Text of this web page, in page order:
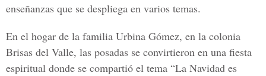
enseñanzas que se despliega en varios temas.
En el hogar de la familia Urbina Gómez, en la colonia
Brisas del Valle, las posadas se convirtieron en una fiesta
espiritual donde se compartió el tema “La Navidad es